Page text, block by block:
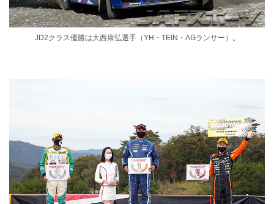
JD2クラス優勝は大西康弘選手（YH・TEIN・AGランサー）。